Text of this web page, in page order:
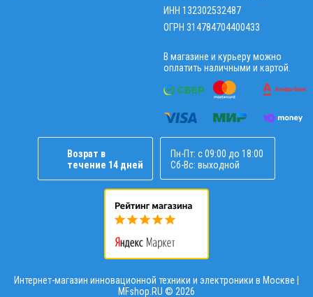
ИНН 132302532487
ОГРН 314784704400433
В магазине и курьеру можно
оплатить наличными и картой.
Возрат в
течение 14 дней
Пн-Пт: с 09:00 до 18:00
Сб-Вс: выходной
Интернет-магазин инновационной техники и электроники в Москве |
MFshop.RU © 2026